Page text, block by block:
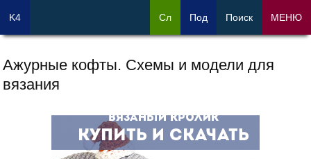
Ажурные кофты. Схемы и модели для
вязания
K4 Сл Под Поиск МЕНЮ